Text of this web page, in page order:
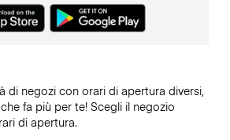
di negozi con orari di apertura diversi,
fa più per te! Scegli il negozio
di apertura.